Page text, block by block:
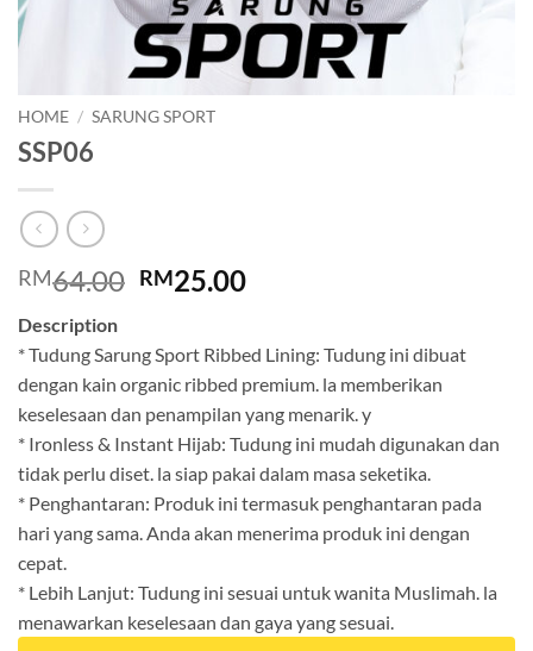
HOME / SARUNG SPORT
SSP06
RM64.00 Original
RM64.00.
RM25.00Current
RM25.00.
Description
* Tudung Sarung Sport Ribbed Lining: Tudung ini dibuat
dengan kain organic ribbed premium. la memberikan
keselesaan dan penampilan yang menarik. y
* Ironless & Instant Hijab: Tudung ini mudah digunakan dan
tidak perlu diset. la siap pakai dalam masa seketika.
* Penghantaran: Produk ini termasuk penghantaran pada
hari yang sama. Anda akan menerima produk ini dengan
cepat.
* Lebih Lanjut: Tudung ini sesuai untuk wanita Muslimah. la
menawarkan keselesaan dan gaya yang sesuai.